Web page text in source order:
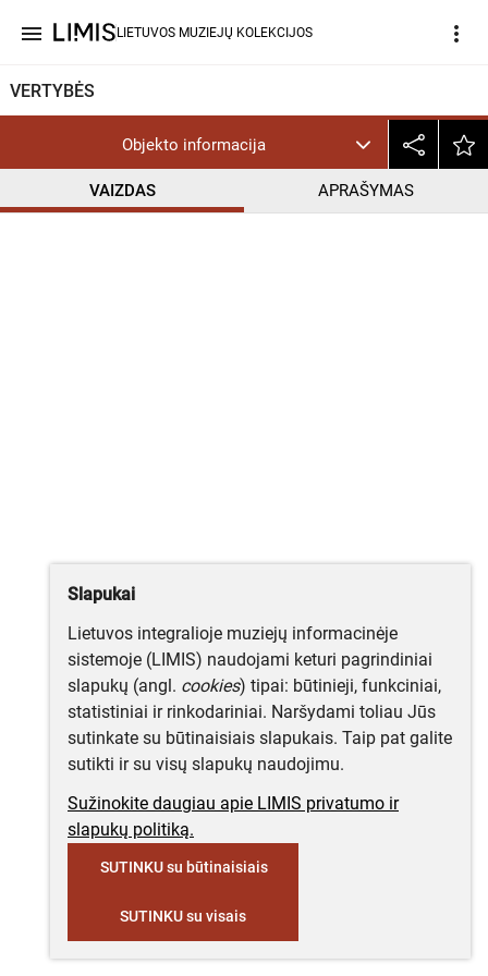
menu LIETUVOS MUZIEJŲ KOLEKCIJOS more_vert
VERTYBĖS
Objekto informacija
VAIZDAS APRAŠYMAS
CC BY-NC-ND
Slapukai
Lietuvos integralioje muziejų informacinėje
sistemoje (LIMIS) naudojami keturi pagrindiniai
slapukų (angl. cookies) tipai: būtinieji, funkciniai,
statistiniai ir rinkodariniai. Naršydami toliau Jūs
sutinkate su būtinaisiais slapukais. Taip pat galite
sutikti ir su visų slapukų naudojimu.
Sužinokite daugiau apie LIMIS privatumo ir
slapukų politiką.
SUTINKU su būtinaisiais
SUTINKU su visais